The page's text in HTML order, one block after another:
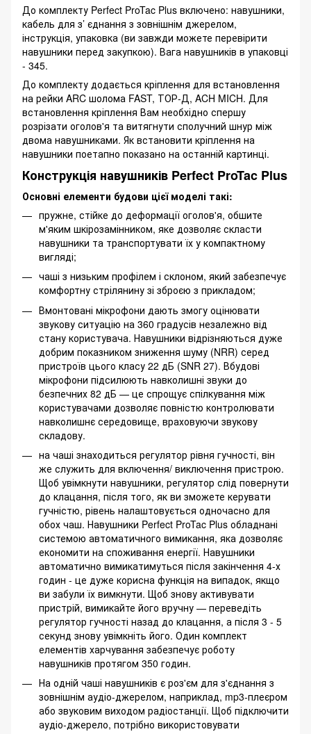
До комплекту Perfect ProTac Plus включено: навушники,
кабель для з’ єднання з зовнішнім джерелом,
інструкція, упаковка (ви завжди можете перевірити
навушники перед закупкою). Вага навушників в упаковці
- 345.
До комплекту додається кріплення для встановлення
на рейки ARC шолома FAST, ТОР-Д, ACH MICH. Для
встановлення кріплення Вам необхідно спершу
розрізати оголов'я та витягнути сполучний шнур між
двома навушниками. Як встановити кріплення на
навушники поетапно показано на останній картинці.
Конструкція навушників Perfect ProTac Plus
Основні елементи будови цієї моделі такі:
пружне, стійке до деформації оголов'я, обшите
м'яким шкірозамінником, яке дозволяє скласти
навушники та транспортувати їх у компактному
вигляді;
чаші з низьким профілем і склоном, який забезпечує
комфортну стрілянину зі зброєю з прикладом;
Вмонтовані мікрофони дають змогу оцінювати
звукову ситуацію на 360 градусів незалежно від
стану користувача. Навушники відрізняються дуже
добрим показником зниження шуму (NRR) серед
пристроїв цього класу 22 дБ (SNR 27). Вбудові
мікрофони підсилюють навколишні звуки до
безпечних 82 дБ — це спрощує спілкування між
користувачами дозволяє повністю контролювати
навколишнє середовище, враховуючи звукову
складову.
на чаші знаходиться регулятор рівня гучності, він
же служить для включення/ виключення пристрою.
Щоб увімкнути навушники, регулятор слід повернути
до клацання, після того, як ви зможете керувати
гучністю, рівень налаштовується одночасно для
обох чаш. Навушники Perfect ProTac Plus обладнані
системою автоматичного вимикання, яка дозволяє
економити на споживання енергії. Навушники
автоматично вимикатимуться після закінчення 4-х
годин - це дуже корисна функція на випадок, якщо
ви забули їх вимкнути. Щоб знову активувати
пристрій, вимикайте його вручну — переведіть
регулятор гучності назад до клацання, а після 3 - 5
секунд знову увімкніть його. Один комплект
елементів харчування забезпечує роботу
навушників протягом 350 годин.
На одній чаші навушників є роз'єм для з'єднання з
зовнішнім аудіо-джерелом, наприклад, mp3-плеєром
або звуковим виходом радіостанції. Щоб підключити
аудіо-джерело, потрібно використовувати